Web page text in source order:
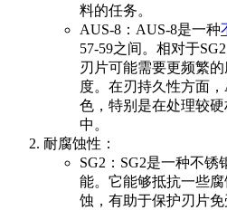
料的任务。
AUS-8：AUS-8是一种
57-59之间。相对于
刃片可能需要更频繁
度。在刃持久性方面
色，特别是在处理较
中。
耐腐蚀性：
SG2：SG2是一种不
能。它能够抵抗一些
蚀，有助于保护刃片免